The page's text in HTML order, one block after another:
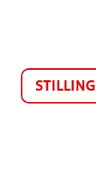
STILLING